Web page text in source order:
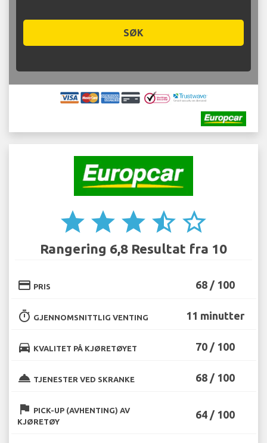
SØK
star star star star_half star_border
Rangering 6,8 Resultat fra 10
credit_card PRIS 68 / 100
timer GJENNOMSNITTLIG VENTING 11 minutter
directions_car KVALITET PÅ KJØRETØYET 70 / 100
room_service TJENESTER VED SKRANKE 68 / 100
flag PICK-UP (AVHENTING) AV
KJØRETØY
64 / 100